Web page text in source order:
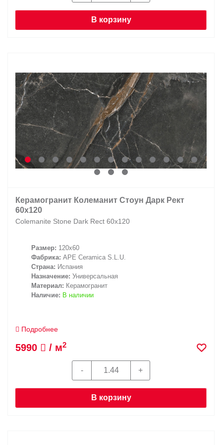
В корзину
Керамогранит Колеманит Стоун Дарк Рект
60x120
Colemanite Stone Dark Rect 60x120
Размер: 120x60
Фабрика: APE Ceramica S.L.U.
Страна: Испания
Назначение: Универсальная
Материал: Керамогранит
Наличие: В наличии
Подробнее
5990 / м2
В корзину